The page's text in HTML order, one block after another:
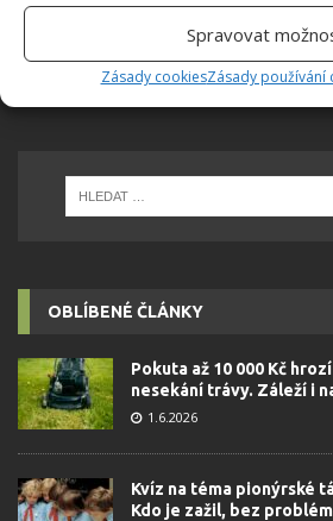
Spravovat
Zásady cookiesZásady používání
Kvalitní žehlička je
vybrat tu správnou?
OBLÍBENÉ ČLÁNKY
Pokuta až 10 000 Kč
nesekání trávy. Záleží i
1.6.2026
Kvíz na téma pionýrské
Kdo je zažil, bez